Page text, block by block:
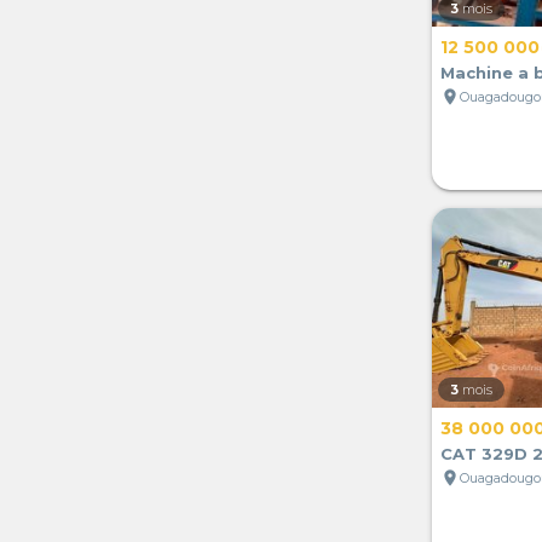
3 mois
12 500 000
Machine a
location_on
3 mois
38 000
CAT 329D
location_on